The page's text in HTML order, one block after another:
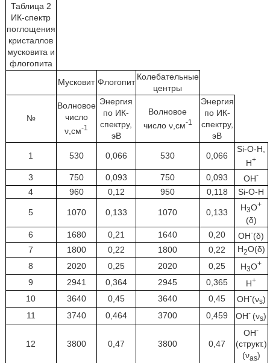
Таблица 2
ИК-спектр
поглощения
кристаллов
мусковита и
флогопита
Мусковит Флогопит
Колебательные
центры
№
Волновое
число
ν,см-1
Энергия
по ИК-
спектру,
эВ
Волновое
число ν,см-1
Энергия
по ИК-
спектру,
эВ
1 530 0,066 530 0,066
Si-O-Н,
Н+
3 750 0,093 750 0,093 ОН-
4 960 0,12 950 0,118 Si-O-Н
5 1070 0,133 1070 0,133
Н3О+
(δ)
6
1680 0,21 1640 0,20 ОН-(δ)
7
1800 0,22 1800 0,22 Н2О(δ)
8
2020 0,25 2020 0,25 Н3О+
9 2941 0,364 2945 0,365 Н+
10 3640 0,45 3640 0,45 ОН-(νs)
11
3740 0,464 3700 0,459 ОН- (νs)
12 3800 0,47 3800 0,47
ОH-
(структ.)
(νas)